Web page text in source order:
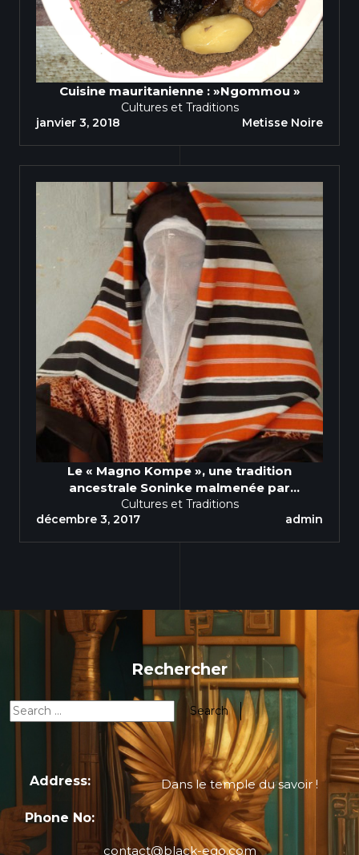
Cuisine mauritanienne : »Ngommou »
Cultures et Traditions
janvier 3, 2018
Metisse Noire
Le « Magno Kompe », une tradition
ancestrale Soninke malmenée par
l’immigration et la modernité
Cultures et Traditions
décembre 3, 2017
admin
Rechercher
Address: Dans le temple du savoir !
Phone No:
contact@black-ego.com